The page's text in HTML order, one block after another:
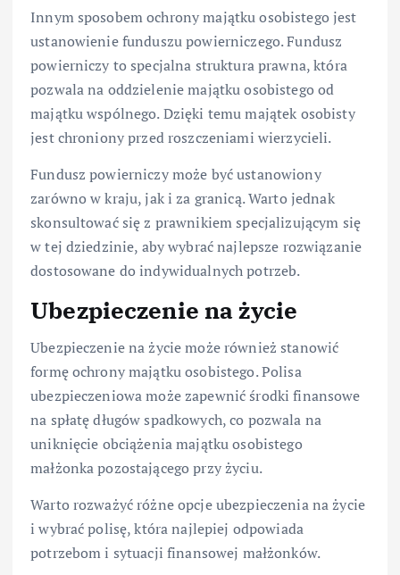
Innym sposobem ochrony majątku osobistego jest
ustanowienie funduszu powierniczego. Fundusz
powierniczy to specjalna struktura prawna, która
pozwala na oddzielenie majątku osobistego od
majątku wspólnego. Dzięki temu majątek osobisty
jest chroniony przed roszczeniami wierzycieli.
Fundusz powierniczy może być ustanowiony
zarówno w kraju, jak i za granicą. Warto jednak
skonsultować się z prawnikiem specjalizującym się
w tej dziedzinie, aby wybrać najlepsze rozwiązanie
dostosowane do indywidualnych potrzeb.
Ubezpieczenie na życie
Ubezpieczenie na życie może również stanowić
formę ochrony majątku osobistego. Polisa
ubezpieczeniowa może zapewnić środki finansowe
na spłatę długów spadkowych, co pozwala na
uniknięcie obciążenia majątku osobistego
małżonka pozostającego przy życiu.
Warto rozważyć różne opcje ubezpieczenia na życie
i wybrać polisę, która najlepiej odpowiada
potrzebom i sytuacji finansowej małżonków.